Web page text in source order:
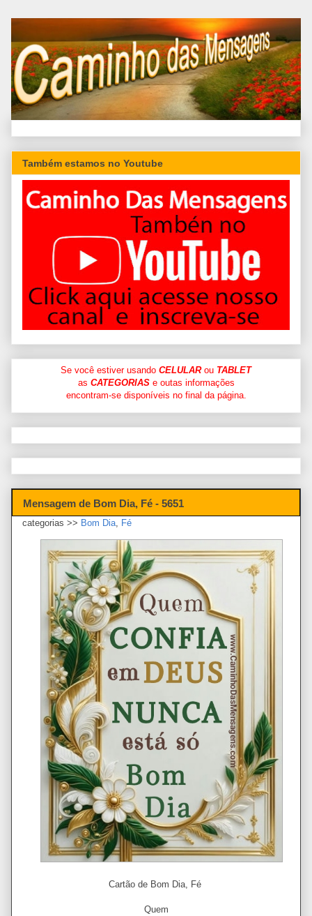
Também estamos no Youtube
Se você estiver usando CELULARou TABLET
as CATEGORIASe outas informações
encontram-se disponíveis no final da página.
Mensagem de Bom Dia, Fé - 5651
categorias >> Bom Dia, Fé
Cartão de Bom Dia, Fé
Quem